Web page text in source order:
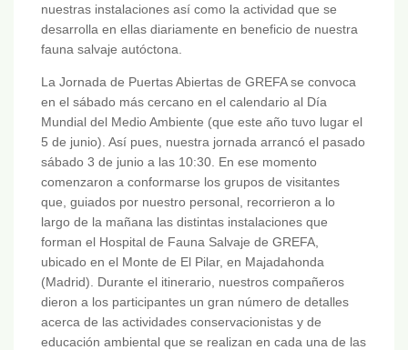
nuestras instalaciones así como la actividad que se
desarrolla en ellas diariamente en beneficio de nuestra
fauna salvaje autóctona.
La Jornada de Puertas Abiertas de GREFA se convoca
en el sábado más cercano en el calendario al Día
Mundial del Medio Ambiente (que este año tuvo lugar el
5 de junio). Así pues, nuestra jornada arrancó el pasado
sábado 3 de junio a las 10:30. En ese momento
comenzaron a conformarse los grupos de visitantes
que, guiados por nuestro personal, recorrieron a lo
largo de la mañana las distintas instalaciones que
forman el Hospital de Fauna Salvaje de GREFA,
ubicado en el Monte de El Pilar, en Majadahonda
(Madrid). Durante el itinerario, nuestros compañeros
dieron a los participantes un gran número de detalles
acerca de las actividades conservacionistas y de
educación ambiental que se realizan en cada una de las